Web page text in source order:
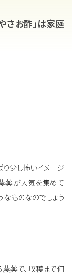
さお酢」は家庭
少し怖いイメージ
薬が人気を集めて
ものなのでしょう
農薬で、収穫まで何